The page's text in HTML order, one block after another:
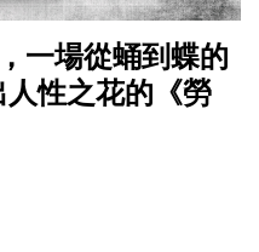
一場從蛹到蝶的
性之花的《勞